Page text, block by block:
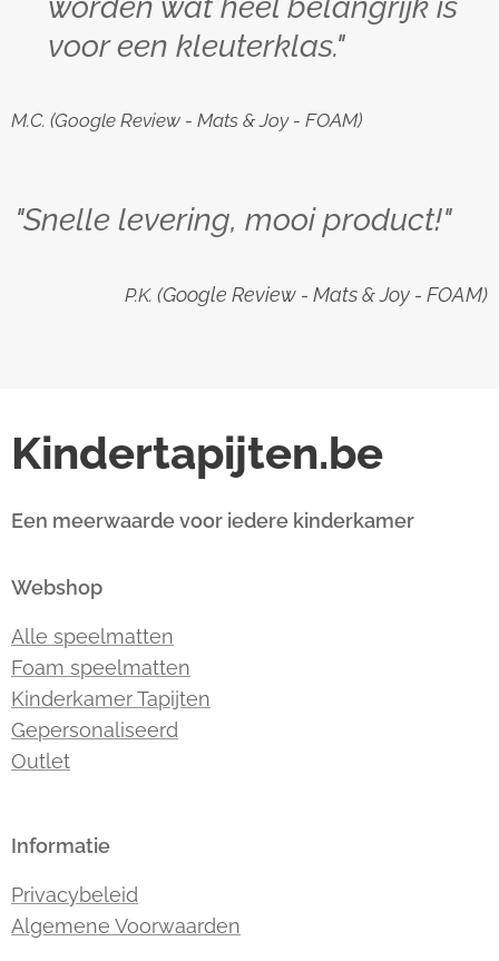
voor een kleuterklas."
M.C. (Google Review - Mats & Joy - FOAM)
"Snelle levering, mooi product!"
P.K. (Google Review - Mats & Joy - FOAM)
Kindertapijten.be
Een meerwaarde voor iedere kinderkamer
Webshop
Alle speelmatten
Foam speelmatten
Kinderkamer Tapijten
Gepersonaliseerd
Outlet
Informatie
Privacybeleid
Algemene Voorwaarden